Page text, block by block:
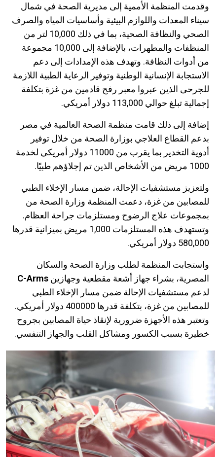
وقدمت المنظمة الأممية إلى مديرية الصحة في شمال
سيناء المعدات واللوازم البيئية وأساسيات المياه والصرف
الصحي والنظافة الصحية، بما في ذلك 10,000 لتر من
المنظفات والمطهرات، بالإضافة إلى 10,000 مجموعة
من أدوات النظافة. وتهدف هذه الإمدادات إلى دعم
الاستجابة الإنسانية الوطنية وتوفير الرعاية الطبية اللازمة
للجرحى الذين عبروا معبر رفح قادمين من غزة بتكلفة
إجمالية تبلغ حوالي 113,000 دولار أمريكي.
إضافة إلى ذلك قامت منظمة الصحة العالمية في مصر
بدعم القطاع العلاجي بوزارة الصحة من خلال توفير
أدوية التخدير بما يقرب من 11000 دولار أمريكي لخدمة
1000 مريض من الأشخاص الذين تم إجلاؤهم طبيًا.
ولتعزيز مستشفيات الإحالة، ضمن مسار الإخلاء الطبي
للمصابين من غزة، دعمت المنظمة وزارة الصحة من
بمجموعات علاج الرضوح ومستلزمات جراحة العظام.
وتستهدف هذه المستلزمات 1,000 مريض بميزانية قدرها
580,000 دولار أمريكي.
واستجابت المنظمة لطلب وزارة الصحة والسكان
المصرية، بشراء جهاز أشعة مقطعية وجهازين C-Arms
لدعم مستشفيات الإحالة ضمن مسار الإخلاء الطبي
للمصابين من غزة، بتكلفة قدرها 400000 دولار أمريكي.
وتعتبر هذه الأجهزة ضرورية لإنقاذ حياة المصابين بجروح
خطيرة بسبب الكسور ومشاكل القلب والجهاز التنفسي.